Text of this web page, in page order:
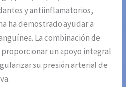
y antiinflamatorios,
ha demostrado ayudar a
La combinación de
un apoyo integral
su presión arterial de